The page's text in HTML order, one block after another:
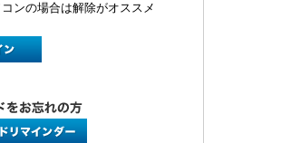
ンの場合は解除がオススメ